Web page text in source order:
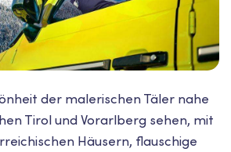
der malerischen Täler nahe
Tirol und Vorarlberg sehen, mit
Häusern, flauschige